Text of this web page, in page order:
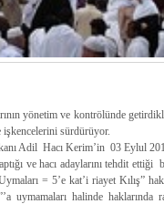
yönetim ve kontrölünde
işkencelerini sürdürüyor.
Adil Hacı Kerim’in 03 Eylul
ve hacı adaylarını tehdit
= 5’e kat’i riayet Kılış”
halinde haklarında